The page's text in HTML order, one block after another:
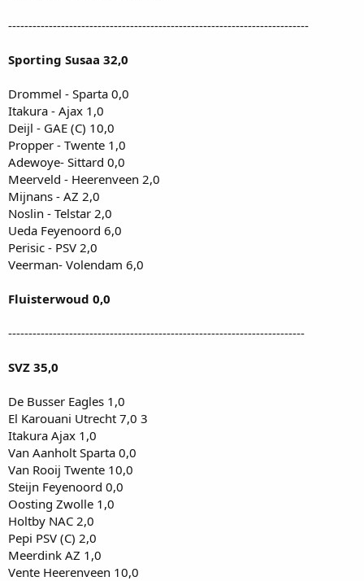
--------------------------------------------------------------------------
Sporting Susaa 32,0
Drommel - Sparta 0,0
Itakura - Ajax 1,0
Deijl - GAE (C) 10,0
Propper - Twente 1,0
Adewoye- Sittard 0,0
Meerveld - Heerenveen 2,0
Mijnans - AZ 2,0
Noslin - Telstar 2,0
Ueda Feyenoord 6,0
Perisic - PSV 2,0
Veerman- Volendam 6,0
Fluisterwoud 0,0
-------------------------------------------------------------------------
SVZ 35,0
De Busser Eagles 1,0
El Karouani Utrecht 7,0 3
Itakura Ajax 1,0
Van Aanholt Sparta 0,0
Van Rooij Twente 10,0
Steijn Feyenoord 0,0
Oosting Zwolle 1,0
Holtby NAC 2,0
Pepi PSV (C) 2,0
Meerdink AZ 1,0
Vente Heerenveen 10,0